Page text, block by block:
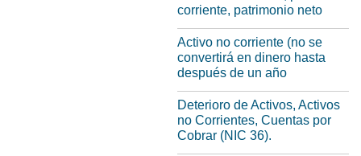
corriente, patrimonio neto
Activo no corriente (no se
convertirá en dinero hasta
después de un año
Deterioro de Activos, Activos
no Corrientes, Cuentas por
Cobrar (NIC 36).